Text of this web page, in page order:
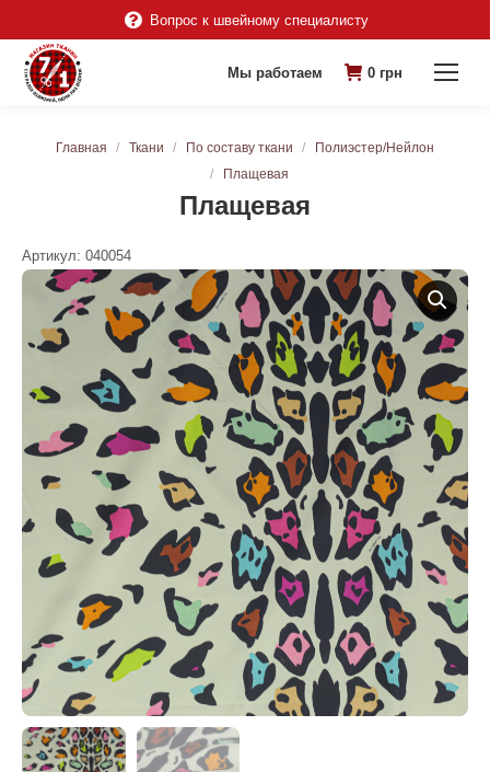
Вопрос к швейному специалисту
Мы работаем 0 грн
Плащевая
Вы здесь:
Главная Ткани По составу ткани
Полиэстер/Нейлон
Плащевая
Артикул: 040054